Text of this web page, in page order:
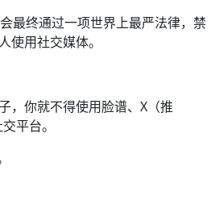
最终通过一项世界上最严法律，禁
使用社交媒体。
，你就不得使用脸谱、X（推
平台。